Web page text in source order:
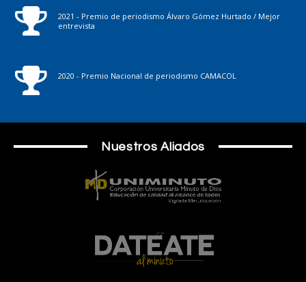
2021 - Premio de periodismo Álvaro Gómez Hurtado / Mejor
entrevista
2020 - Premio Nacional de periodismo CAMACOL
Nuestros Aliados